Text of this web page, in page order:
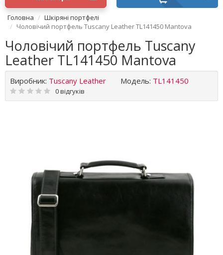
Головна
Шкіряні портфелі
Чоловічий портфель Tuscany Leather TL141450 Mantova
Чоловічий портфель Tuscany
Leather TL141450 Mantova
Виробник: Tuscany Leather Модель: TL141450
0 відгуків